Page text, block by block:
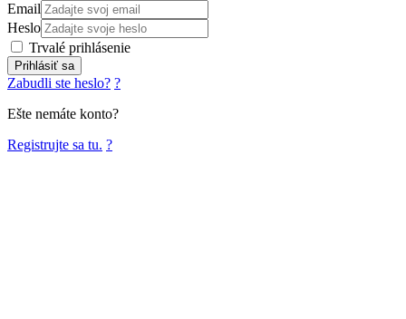
Email
Heslo
Trvalé prihlásenie
Prihlásiť sa
Zabudli ste heslo? ?
Ešte nemáte konto?
Registrujte sa tu. ?